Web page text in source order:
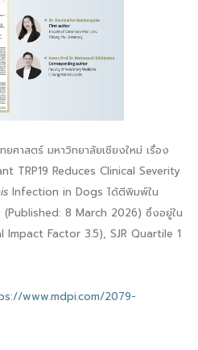
ศาสตร์ มหาวิทยาลัยเชียงใหม่ เรื่อง
TRP19 Reduces Clinical Severity
Infection in Dogs ได้ตีพิมพ์ใน
(Published: 8 March 2026) ซึ่งอยู่ใน
Impact Factor 3.5), SJR Quartile 1
www.mdpi.com/2079-